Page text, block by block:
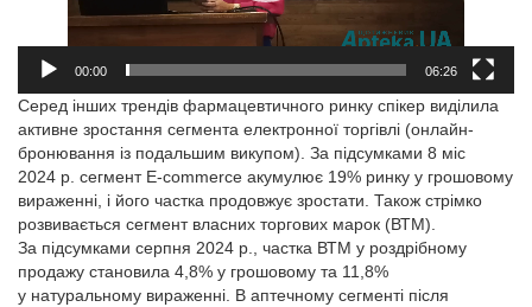
00:00 06:26
Серед інших трендів фармацевтичного ринку спікер виділила
активне зростання сегмента електронної торгівлі (онлайн-
бронювання із подальшим викупом). За підсумками 8 міс
2024 р. сегмент Е-commerce акумулює 19% ринку у грошовому
вираженні, і його частка продовжує зростати. Також стрімко
розвивається сегмент власних торгових марок (ВТМ).
За підсумками серпня 2024 р., частка ВТМ у роздрібному
продажу становила 4,8% у грошовому та 11,8%
у натуральному вираженні. В аптечному сегменті після